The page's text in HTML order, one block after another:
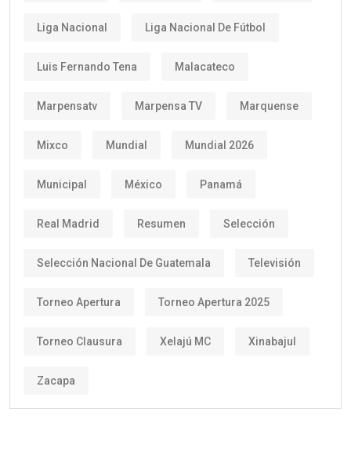
Liga Nacional Liga Nacional De Fútbol
Luis Fernando Tena Malacateco
Marpensatv Marpensa TV Marquense
Mixco Mundial Mundial 2026
Municipal México Panamá
Real Madrid Resumen Selección
Selección Nacional De Guatemala Televisión
Torneo Apertura Torneo Apertura 2025
Torneo Clausura Xelajú MC Xinabajul
Zacapa